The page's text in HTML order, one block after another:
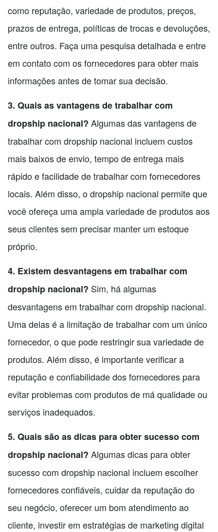
como reputação, variedade de produtos, preços,
prazos de entrega, políticas de trocas e devoluções,
entre outros. Faça uma pesquisa detalhada e entre
em contato com os fornecedores para obter mais
informações antes de tomar sua decisão.
3. Quais as vantagens de trabalhar com
dropship nacional? Algumas das vantagens de
trabalhar com dropship nacional incluem custos
mais baixos de envio, tempo de entrega mais
rápido e facilidade de trabalhar com fornecedores
locais. Além disso, o dropship nacional permite que
você ofereça uma ampla variedade de produtos aos
seus clientes sem precisar manter um estoque
próprio.
4. Existem desvantagens em trabalhar com
dropship nacional? Sim, há algumas
desvantagens em trabalhar com dropship nacional.
Uma delas é a limitação de trabalhar com um único
fornecedor, o que pode restringir sua variedade de
produtos. Além disso, é importante verificar a
reputação e confiabilidade dos fornecedores para
evitar problemas com produtos de má qualidade ou
serviços inadequados.
5. Quais são as dicas para obter sucesso com
dropship nacional? Algumas dicas para obter
sucesso com dropship nacional incluem escolher
fornecedores confiáveis, cuidar da reputação do
seu negócio, oferecer um bom atendimento ao
cliente, investir em estratégias de marketing digital